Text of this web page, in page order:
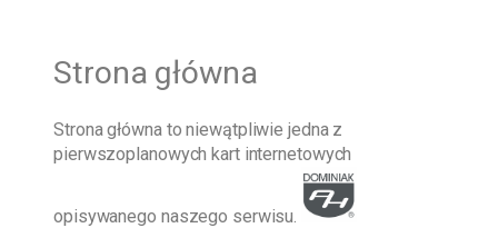
Strona główna
Strona głównato niewątpliwie jedna z
pierwszoplanowych kart internetowych
opisywanego naszego serwisu.